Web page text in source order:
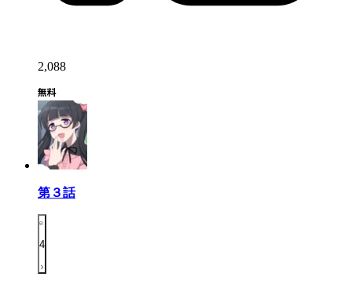
2,088
第３話
4